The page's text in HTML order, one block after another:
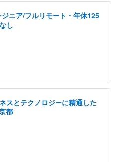
ニア/フルリモート・年休125
し
スとテクノロジーに精通した
都